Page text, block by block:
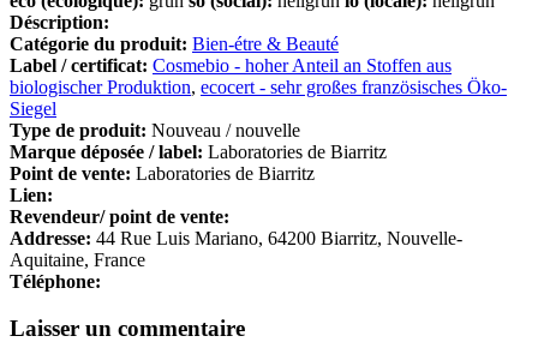
Déscription:
Catégorie du produit: Bien-étre & Beauté
Label / certificat: Cosmebio - hoher Anteil an Stoffen aus
biologischer Produktion, ecocert - sehr großes französisches Öko-
Siegel
Type de produit: Nouveau / nouvelle
Marque déposée / label: Laboratories de Biarritz
Point de vente: Laboratories de Biarritz
Lien:
Revendeur/ point de vente:
Addresse: 44 Rue Luis Mariano, 64200 Biarritz, Nouvelle-
Aquitaine, France
Téléphone:
Laisser un commentaire